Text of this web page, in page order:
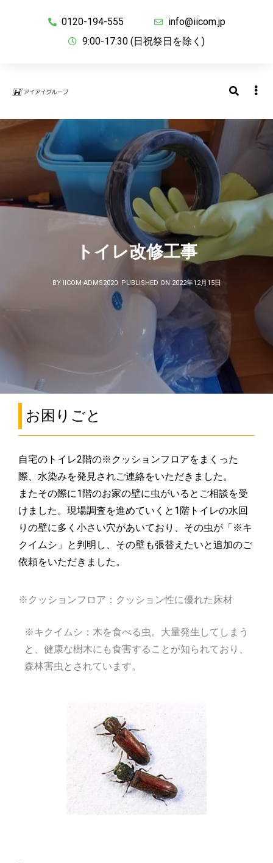
0120-194-555
info@iicom.jp
9:00-17:30 (日祝祭日を除く)
トイレ改修工事
BY IICOM-ADMS2020 PUBLISHED ON 2022年12月15日
お困りごと
自宅のトイレ2階の※クッションフロアをまくった
際、水染みを発見されご連絡をいただきました。
またその際に1階のお家の壁に虫がいるとご相談を受
けました。現場調査を進めていくと1階トイレの水回
りの壁に多く小さい穴があいており、その虫が「※キ
クイムシ」と判明し、その壁も張替えたいと追加のご
依頼をいただきました。
※クッションフロア：クッション性に優れた床材
※キクイムシ：木を食べる虫。 大量発生してしまう
と、健康な樹木にも食害することが知られており、
森林害虫とされています。